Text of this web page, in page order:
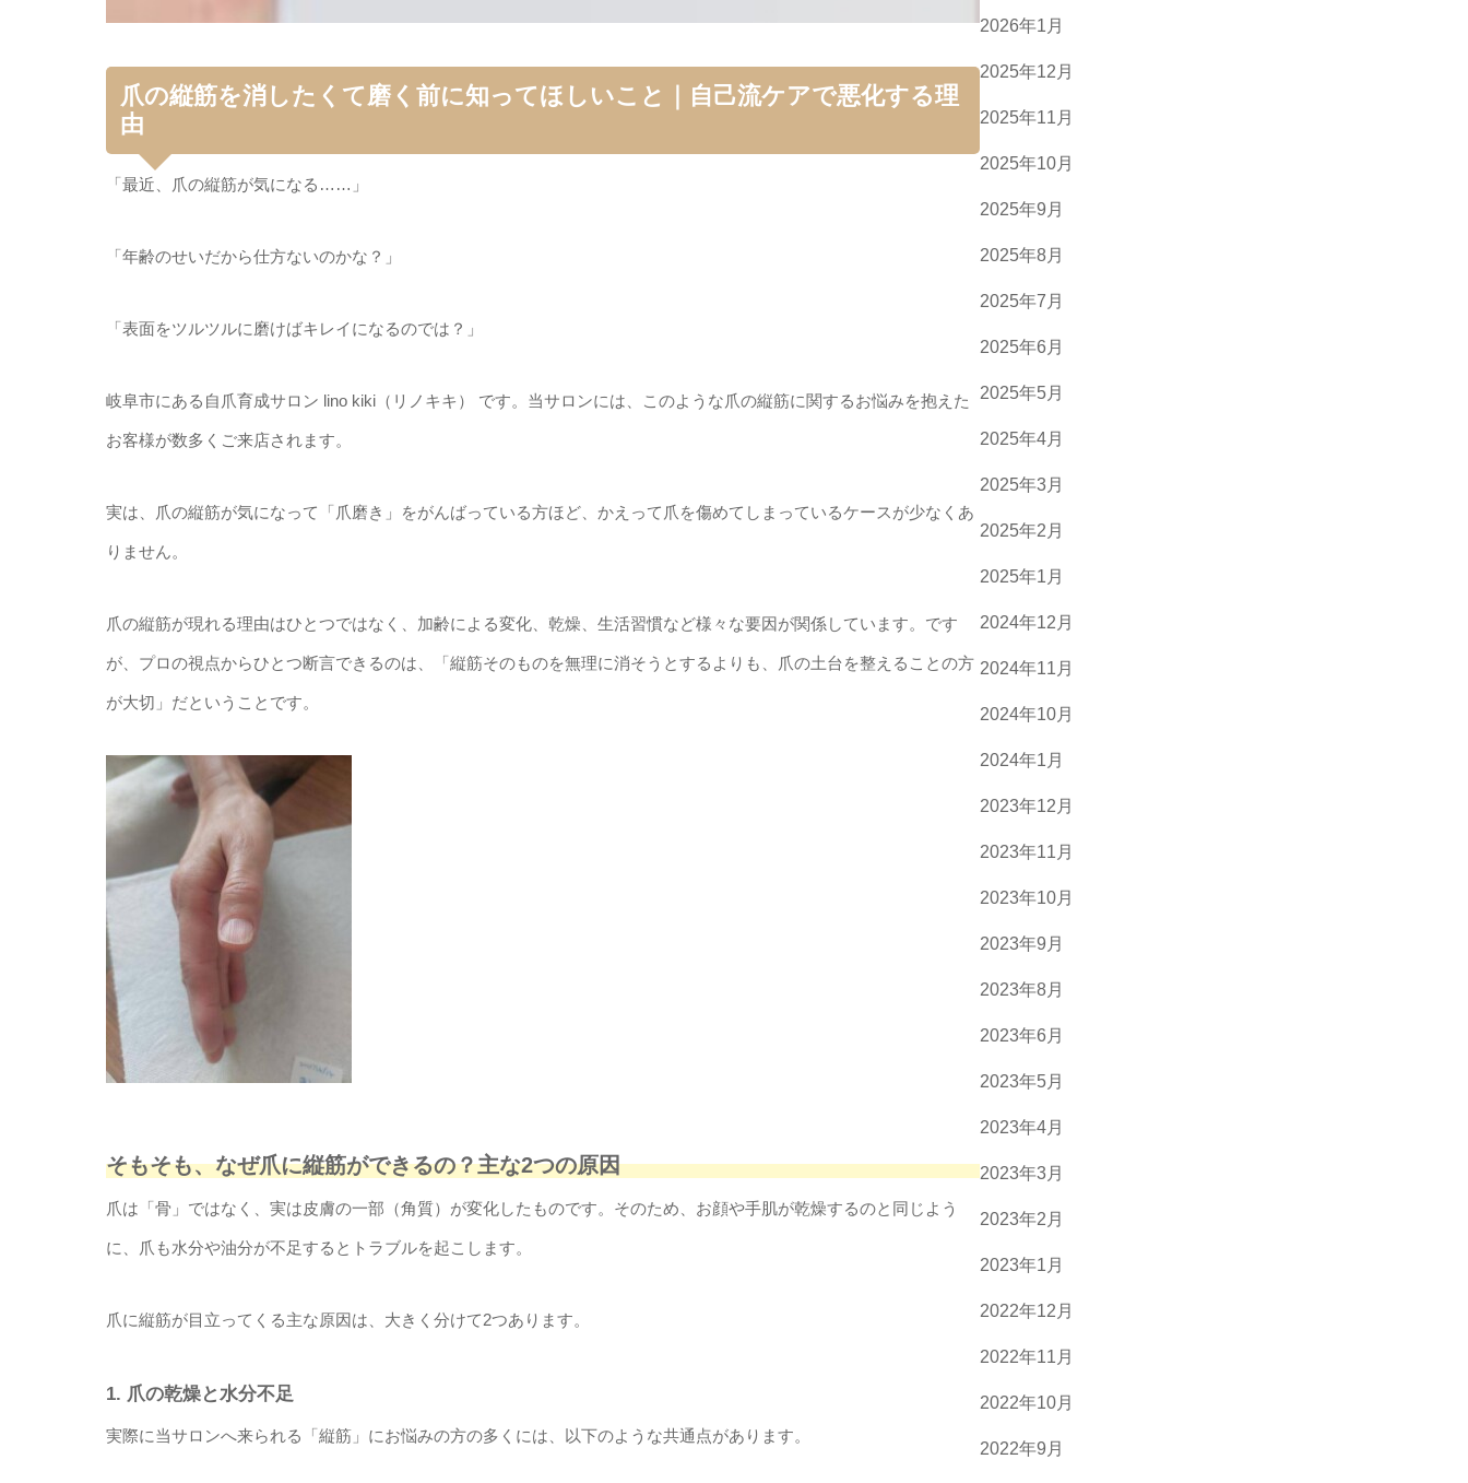
​爪の縦筋を消したくて磨く前に知ってほしいこと｜自己流ケアで悪化する理
由
​「最近、爪の縦筋が気になる……」
「年齢のせいだから仕方ないのかな？」
「表面をツルツルに磨けばキレイになるのでは？」
​岐阜市にある自爪育成サロン lino kiki（リノキキ） です。当サロンには、このような爪の縦筋に関するお悩みを抱えた
お客様が数多くご来店されます。
​実は、爪の縦筋が気になって「爪磨き」をがんばっている方ほど、かえって爪を傷めてしまっているケースが少なくあ
りません。
​爪の縦筋が現れる理由はひとつではなく、加齢による変化、乾燥、生活習慣など様々な要因が関係しています。です
が、プロの視点からひとつ断言できるのは、「縦筋そのものを無理に消そうとするよりも、爪の土台を整えることの方
が大切」だということです。
​そもそも、なぜ爪に縦筋ができるの？主な2つの原因
​爪は「骨」ではなく、実は皮膚の一部（角質）が変化したものです。そのため、お顔や手肌が乾燥するのと同じよう
に、爪も水分や油分が不足するとトラブルを起こします。
​爪に縦筋が目立ってくる主な原因は、大きく分けて2つあります。
1. 爪の乾燥と水分不足
​実際に当サロンへ来られる「縦筋」にお悩みの方の多くには、以下のような共通点があります。
2026年1月
2025年12月
2025年11月
2025年10月
2025年9月
2025年8月
2025年7月
2025年6月
2025年5月
2025年4月
2025年3月
2025年2月
2025年1月
2024年12月
2024年11月
2024年10月
2024年1月
2023年12月
2023年11月
2023年10月
2023年9月
2023年8月
2023年6月
2023年5月
2023年4月
2023年3月
2023年2月
2023年1月
2022年12月
2022年11月
2022年10月
2022年9月